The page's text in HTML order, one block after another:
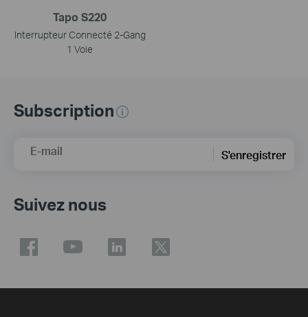
Tapo S220
Interrupteur Connecté 2-Gang
1 Voie
Subscription
E-mail S'enregistrer
Suivez nous